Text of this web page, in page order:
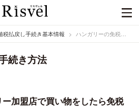
税払戻し手続き基本情報 ハンガリーの免税手続き方法
続き方法
加盟店で買い物をしたら免税